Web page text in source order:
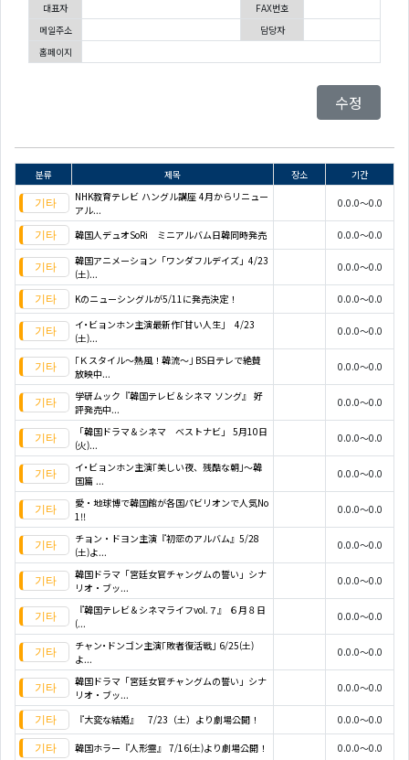
대표자
FAX번호
메일주소
담당자
홈페이지
수정
분류 제목 장소
기간
NHK教育テレビ ハングル講座 4月からリニュー
アル...
0.0.0～0.0
韓国人デュオSoRi ミニアルバム日韓同時発売
0.0.0～0.0
韓国アニメーション「ワンダフルデイズ」4/23
(土)...
0.0.0～0.0
Kのニューシングルが5/11に発売決定！
0.0.0～0.0
イ･ビョンホン主演最新作｢甘い人生｣ 4/23
(土)...
0.0.0～0.0
｢Ｋスタイル～熱風！韓流～｣ BS日テレで絶賛
放映中...
0.0.0～0.0
学研ムック『韓国テレビ＆シネマ ソング』 好
評発売中...
0.0.0～0.0
「韓国ドラマ＆シネマ ベストナビ」 5月10日
(火)...
0.0.0～0.0
イ･ビョンホン主演｢美しい夜、残酷な朝｣～韓
国篇 ...
0.0.0～0.0
愛・地球博で韓国館が各国パビリオンで人気No
1!!
0.0.0～0.0
チョン・ドヨン主演『初恋のアルバム』5/28
(土)よ...
0.0.0～0.0
韓国ドラマ「宮廷女官チャングムの誓い」シナ
リオ・ブッ...
0.0.0～0.0
『韓国テレビ＆シネマライフvol.７』 ６月８日
(...
0.0.0～0.0
チャン･ドンゴン主演｢敗者復活戦｣ 6/25(土)
よ...
0.0.0～0.0
韓国ドラマ「宮廷女官チャングムの誓い」シナ
リオ・ブッ...
0.0.0～0.0
『大変な結婚』 7/23（土）より劇場公開！ 0.0.0～0.0
韓国ホラー『人形霊』 7/16(土)より劇場公開！
0.0.0～0.0